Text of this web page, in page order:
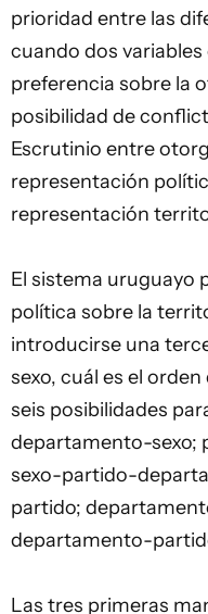
prioridad entre las
cuando dos
preferencia sobre la
posibilidad de
Escrutinio entre
representación
representación
El sistema uruguayo
política sobre la
introducirse una
sexo, cuál es el
seis posibilidades
departamento-sexo;
sexo-partido-
partido;
departamento-
Las tres primeras